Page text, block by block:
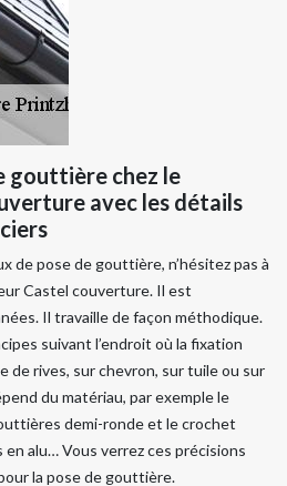
gouttière chez le
avec les détails
de pose de gouttière, n’hésitez pas à
Castel couverture. Il est
Il travaille de façon méthodique.
suivant l’endroit où la fixation
de rives, sur chevron, sur tuile ou sur
du matériau, par exemple le
demi-ronde et le crochet
alu… Vous verrez ces précisions
la pose de gouttière.